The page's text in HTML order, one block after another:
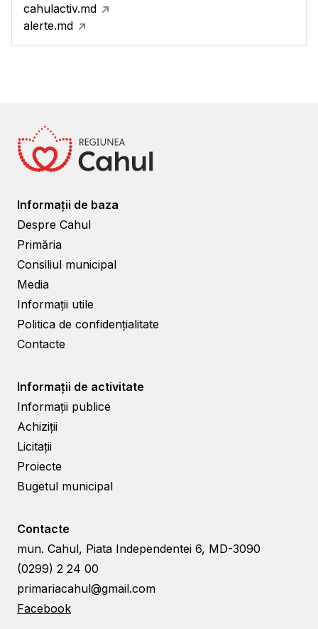
cahulactiv.md
alerte.md
Informații de baza
Despre Cahul
Primăria
Consiliul municipal
Media
Informații utile
Politica de confidențialitate
Contacte
Informații de activitate
Informații publice
Achiziții
Licitații
Proiecte
Bugetul municipal
Contacte
mun. Cahul, Piata Independentei 6, MD-3090
(0299) 2 24 00
primariacahul@gmail.com
Facebook